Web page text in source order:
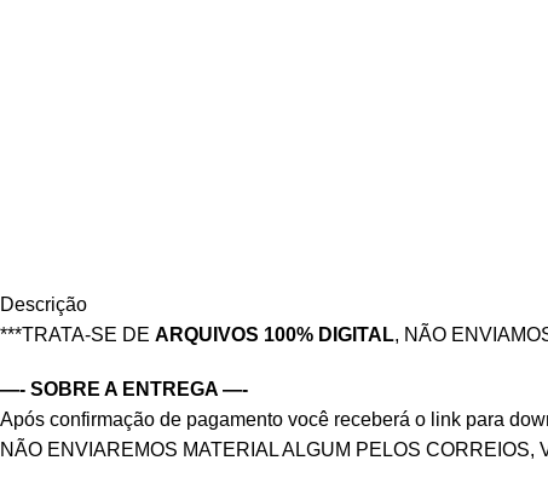
Descrição
***TRATA-SE DE ARQUIVOS 100% DIGITAL, NÃO
—- SOBRE A ENTREGA —-
Após confirmação de pagamento você receberá o link para
NÃO ENVIAREMOS MATERIAL ALGUM PELOS